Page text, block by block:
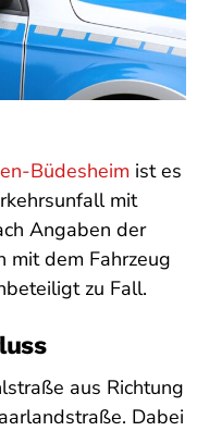
Büdesheim ist es
mit
Angaben der
mit dem Fahrzeug
zu Fall.
aus Richtung
Dabei